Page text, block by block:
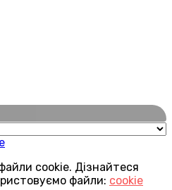
cookie. Дізнайтеся
файли: cookie